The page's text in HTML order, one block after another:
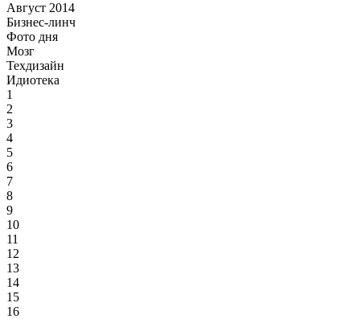
Август 2014
Бизнес-линч
Фото дня
Мозг
Техдизайн
Идиотека
1
2
3
4
5
6
7
8
9
10
11
12
13
14
15
16